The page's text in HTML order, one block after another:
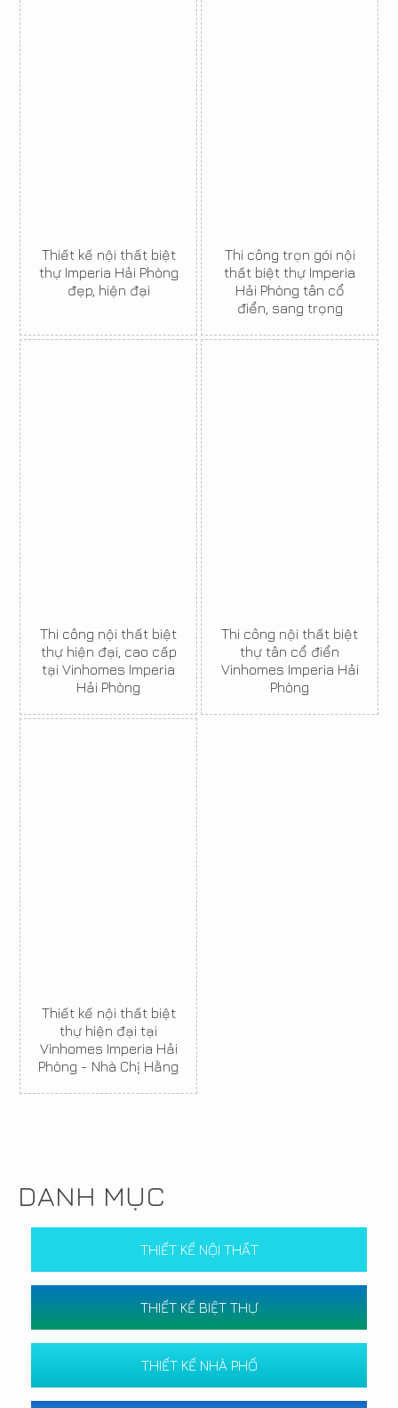
Thiết kế nội thất biệt
thự Imperia Hải Phòng
đẹp, hiện đại
Thi công trọn gói nội
thất biệt thự Imperia
Hải Phòng tân cổ
điển, sang trọng
Thi công nội thất biệt
thự hiện đại, cao cấp
tại Vinhomes Imperia
Hải Phòng
Thi công nội thất biệt
thự tân cổ điển
Vinhomes Imperia Hải
Phòng
Thiết kế nội thất biệt
thự hiện đại tại
Vinhomes Imperia Hải
Phòng - Nhà Chị Hằng
DANH MỤC
THIẾT KẾ NỘI THẤT
THIẾT KẾ BIỆT THỰ
THIẾT KẾ NHÀ PHỐ